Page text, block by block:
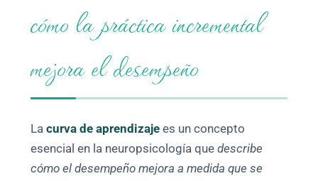
cómo la práctica incremental
mejora el desempeño
Lacurva de aprendizaje es un concepto
esencial en la neuropsicología quedescribe
cómo el desempeño mejora a medida que se